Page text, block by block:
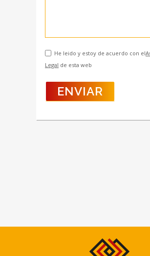
He leido y estoy de acuerdo con el
Legal de esta web